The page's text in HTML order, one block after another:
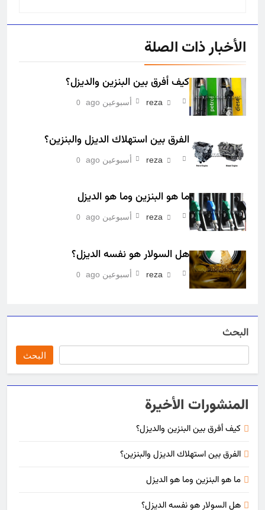
الأخبار ذات الصلة
كيف أفرق بين البنزين والديزل؟
reza أسبوعين ago 0
الفرق بين استهلاك الديزل والبنزين؟
reza أسبوعين ago 0
ما هو البنزين وما هو الديزل
reza أسبوعين ago 0
هل السولار هو نفسه الديزل؟
reza أسبوعين ago 0
البحث
البحث
المنشورات الأخيرة
كيف أفرق بين البنزين والديزل؟
الفرق بين استهلاك الديزل والبنزين؟
ما هو البنزين وما هو الديزل
هل السولار هو نفسه الديزل؟